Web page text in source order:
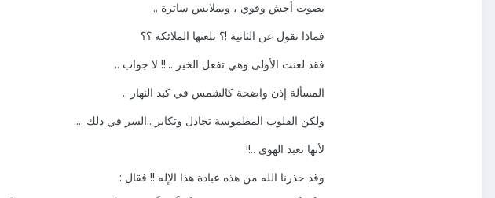
بصوت أجش وقوي ، وبملابس ساترة ..
فماذا نقول عن الثانية !؟ تلعنها الملائكة ؟؟
فقد لعنت الأولى وهي تفعل الخير ...!! لا جواب ..
المسألة إذن واضحة كالشمس في كبد النهار ..
ولكن القلوب المطموسة تجادل وتكابر ..السر في ذلك ....
لأنها تعبد الهوى ..!!
وقد حذرنا الله من هذه عبادة هذا الإله !! فقال :